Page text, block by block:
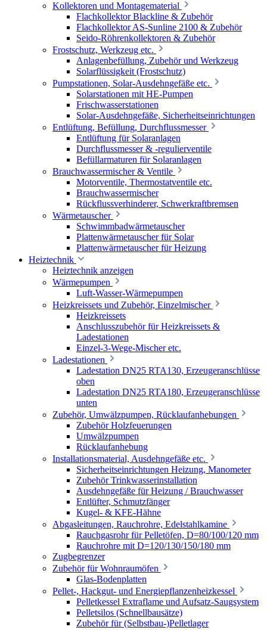
Kollektoren und Montagematerial
Flachkollektor Blackline & Zubehör
Flachkollektor AS-Sunline 2100 & Zubehör
Seido-Röhrenkollektoren & Zubehör
Frostschutz, Werkzeug etc.
Anlagenbefüllung, Zubehör und Werkzeug
Solarflüssigkeit (Frostschutz)
Pumpstationen, Solar-Ausdehngefäße etc.
Solarstationen mit HE-Pumpen
Frischwasserstationen
Solar-Ausdehngefäße, Sicherheitseinrichtungen
Entlüftung, Befüllung, Durchflussmesser
Entlüftung für Solaranlagen
Durchflussmesser & -regulierventile
Befüllarmaturen für Solaranlagen
Brauchwassermischer & Ventile
Motorventile, Thermostatventile etc.
Brauchwassermischer
Rückflussverhinderer, Schwerkraftbremsen
Wärmetauscher
Schwimmbadwärmetauscher
Plattenwärmetauscher für Solar
Plattenwärmetauscher für Heizung
Heiztechnik
Heiztechnik anzeigen
Wärmepumpen
Luft-Wasser-Wärmepumpen
Heizkreissets und Zubehör, Einzelmischer
Heizkreissets
Anschlusszubehör für Heizkreissets &
Ladestationen
Einzel-3-Wege-Mischer etc.
Ladestationen
Ladestation DN25 RTA130, Erzeugeranschlüsse
oben
Ladestation DN25 RTA180, Erzeugeranschlüsse
unten
Zubehör, Umwälzpumpen, Rücklaufanhebungen
Zubehör Holzfeuerungen
Umwälzpumpen
Rücklaufanhebung
Installationsmaterial, Ausdehngefäße etc.
Sicherheitseinrichtungen Heizung, Manometer
Zubehör Trinkwasserinstallation
Ausdehngefäße für Heizung / Brauchwasser
Entlüfter, Schmutzfänger
Kugel- & KFE-Hähne
Abgasleitungen, Rauchrohre, Edelstahlkamine
Rauchgasrohr für Pelletöfen, D=80/100/120 mm
Rauchrohre mit D=120/130/150/180 mm
Zugbegrenzer
Zubehör für Wohnraumöfen
Glas-Bodenplatten
Pellet-, Hackgut- und Energiepflanzenheizkessel
Pelletkessel Extraflame und Aufsatz-Saugsystem
Pelletsilos (Schnellbausätze)
Zubehör für (Selbstbau-)Pelletlager